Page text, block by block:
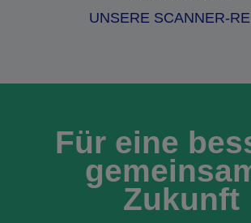
UNSERE SCANNER-
Für eine
Zukunft